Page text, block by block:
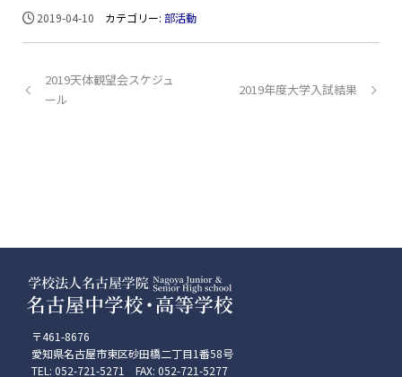
2019-04-10 カテゴリー:部活動
2019天体観望会スケジュ
ール
2019年度大学入試結果
〒461-8676
愛知県名古屋市東区砂田橋二丁目1番58号
TEL: 052-721-5271 FAX: 052-721-5277